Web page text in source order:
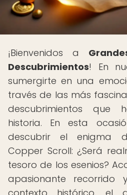
¡Bienvenidos a
Descubrimientos! En
sumergirte en una
través de las más
descubrimientos que
historia. En esta
descubrir el enigma
Copper Scroll: ¿Será
tesoro de los esenios?
apasionante